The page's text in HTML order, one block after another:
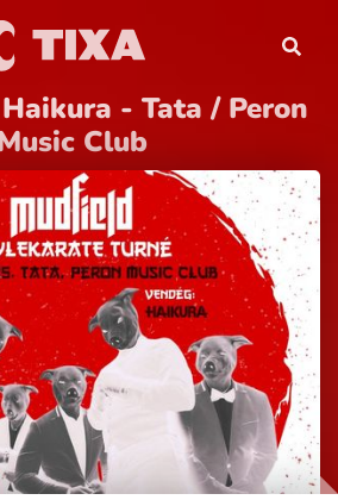
- Tata / Peron
Club